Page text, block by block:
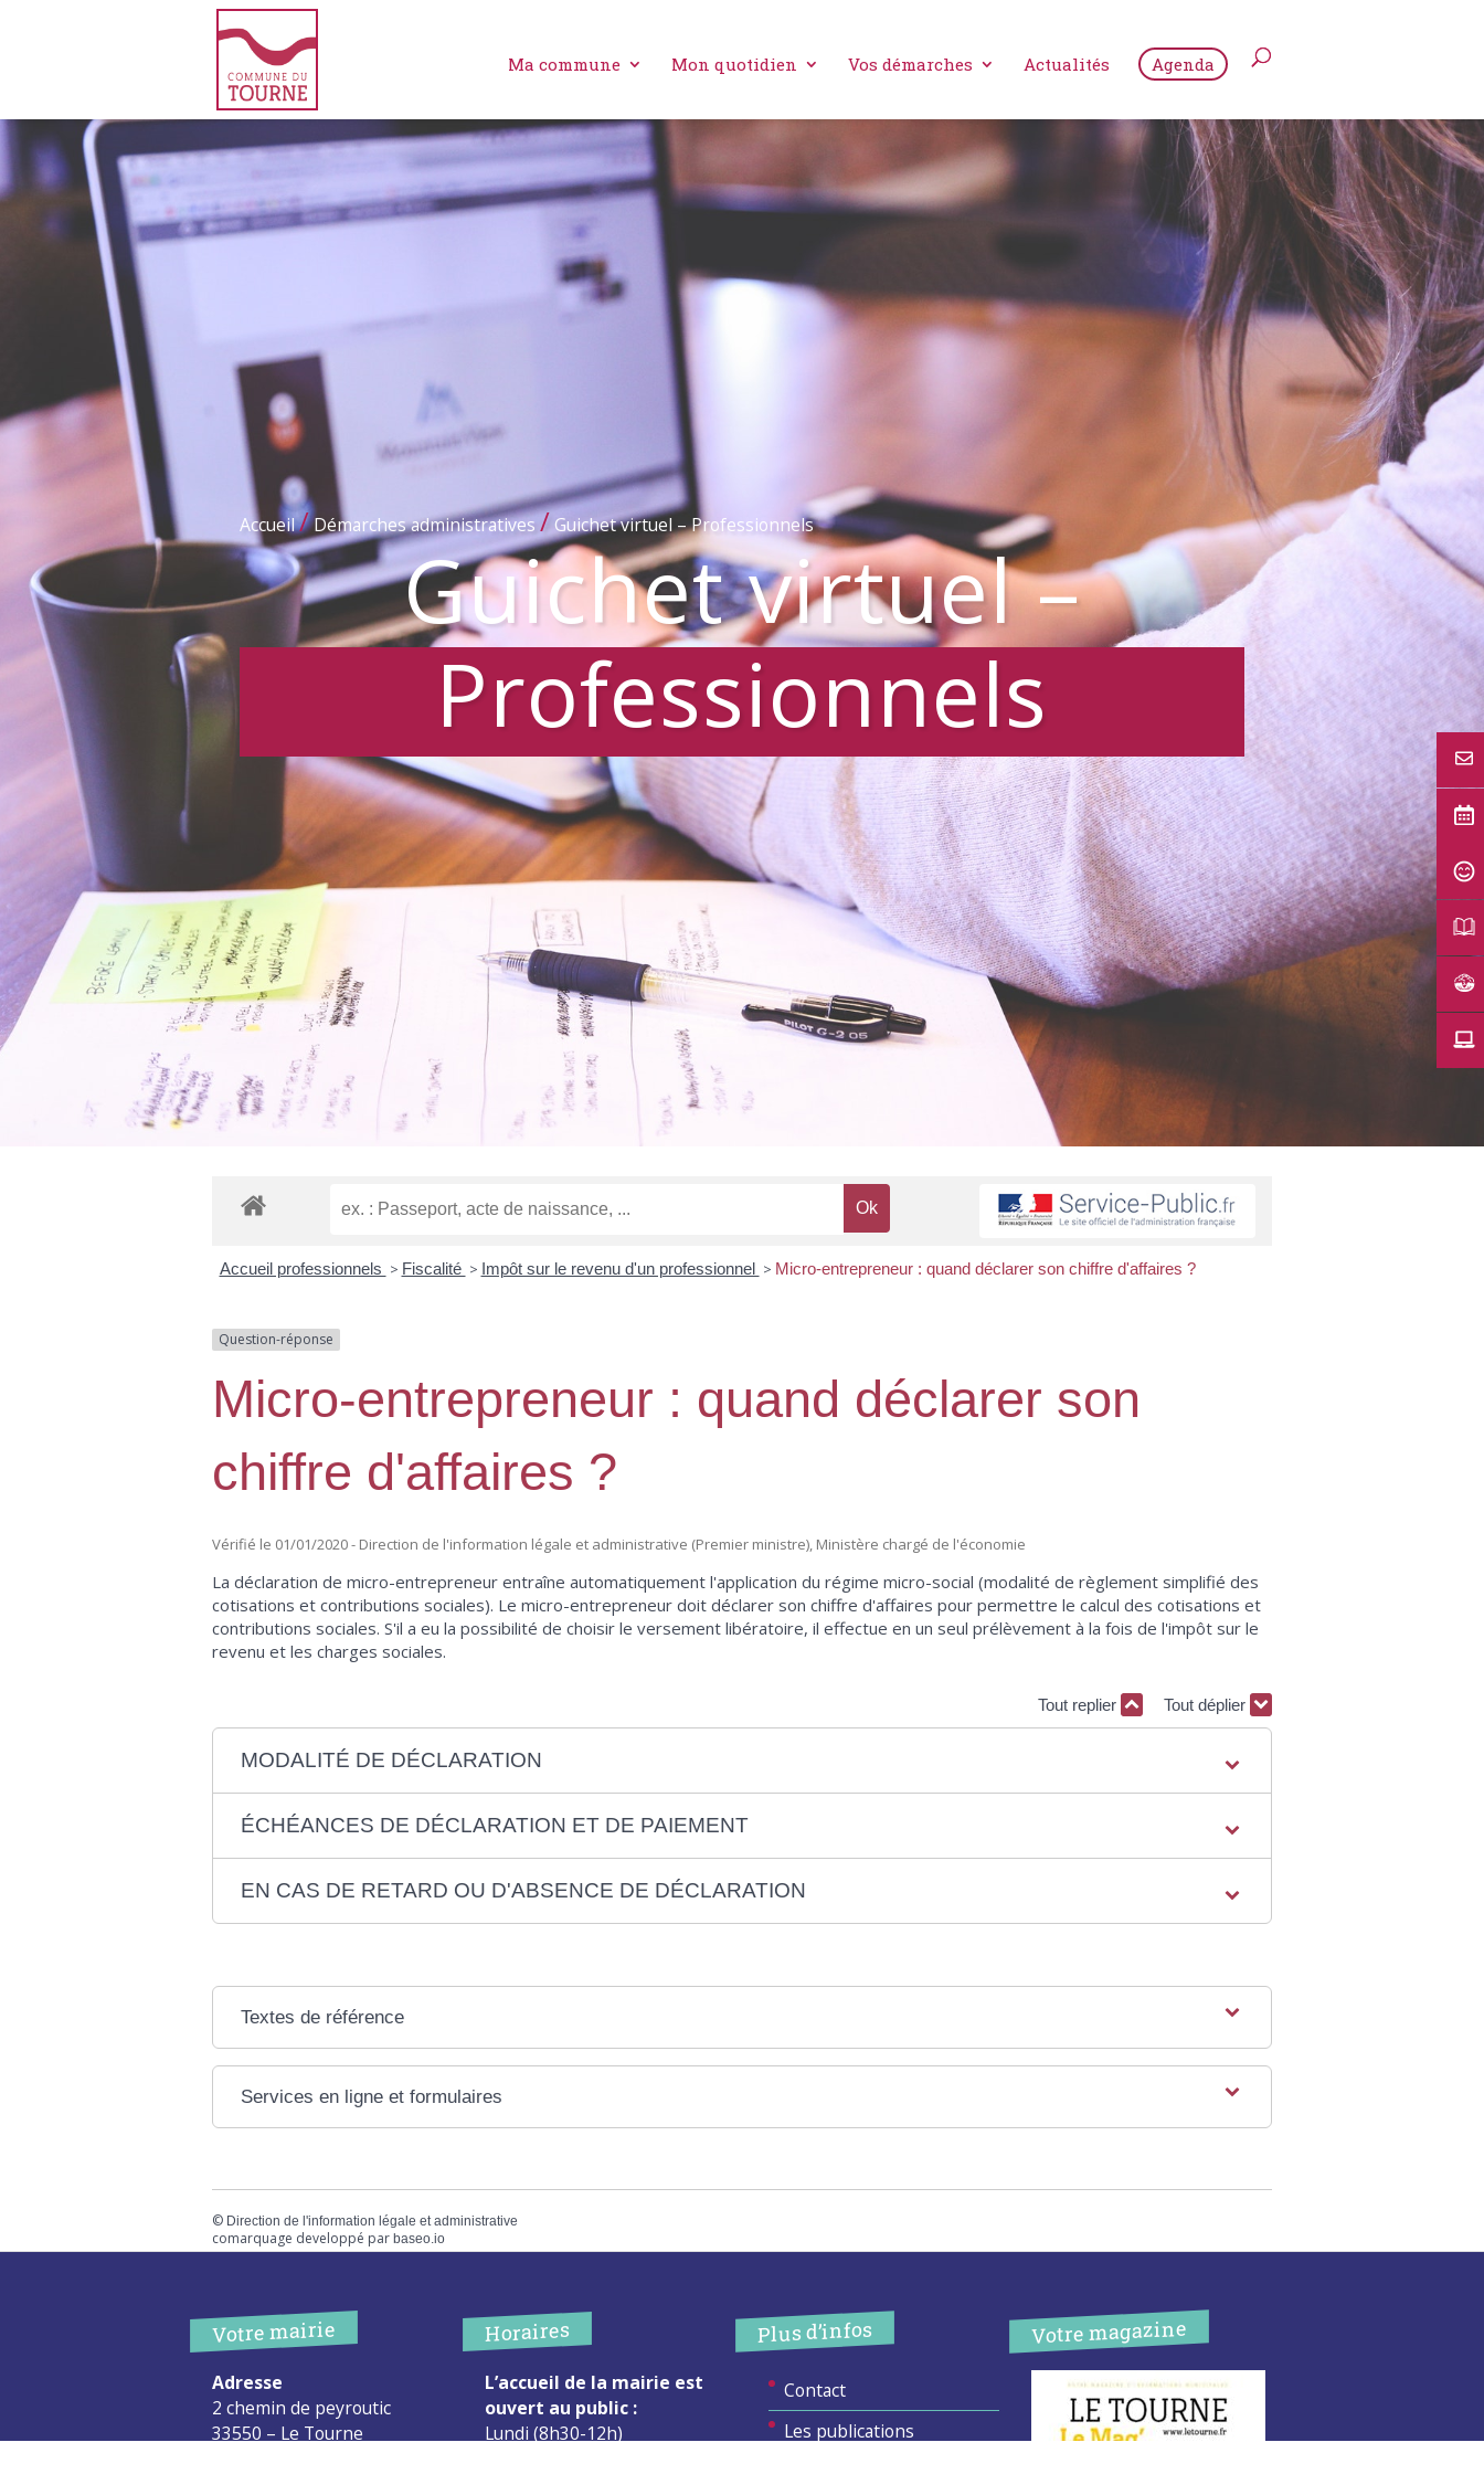
Ma commune Mon quotidien Vos démarches Actualités Agenda
Accueil/Démarches administratives / Guichet virtuel – Professionnels
Guichet virtuel –
Professionnels
Accueil professionnels > Fiscalité > Impôt sur le revenu d'un professionnel > Micro-entrepreneur : quand déclarer son chiffre d'affaires ?
Question-réponse
Micro-entrepreneur : quand déclarer son
chiffre d'affaires ?
Vérifié le 01/01/2020 - Direction de l'information légale et administrative (Premier ministre), Ministère chargé de l'économie
La déclaration de micro-entrepreneur entraîne automatiquement l'application du régime micro-social (modalité de règlement simplifié des
cotisations et contributions sociales). Le micro-entrepreneur doit déclarer son chiffre d'affaires pour permettre le calcul des cotisations et
contributions sociales. S'il a eu la possibilité de choisir le versement libératoire, il effectue en un seul prélèvement à la fois de l'impôt sur le
revenu et les charges sociales.
Tout replier Tout déplier
MODALITÉ DE DÉCLARATION
ÉCHÉANCES DE DÉCLARATION ET DE PAIEMENT
EN CAS DE RETARD OU D'ABSENCE DE DÉCLARATION
Textes de référence
Services en ligne et formulaires
© Direction de l'information légale et administrative
comarquage developpé par baseo.io
Votre mairie
Adresse
2 chemin de peyroutic
33550 – Le Tourne
Horaires
L’accueil de la mairie est
ouvert au public :
Lundi (8h30-12h)
Plus d’infos
Contact
Les publications
Votre magazine